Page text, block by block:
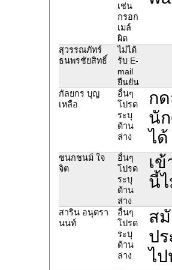
เช่น
กรอก
เมล์
ผิด
สุวรรณภัทร์
ธนพรชัยสิทธิ์
ไม่ได้
รับ E-
mail
ยืนยัน
กัลยกร บุญ
เหลือ
อื่นๆ
โปรด
ระบุ
ด้าน
ล่าง
ก
นั
ได้
ชนกชนม์ ใจ
จิต
อื่นๆ
โปรด
ระบุ
ด้าน
ล่าง
เ
นี้
สาริน อนุตรา
นนท์
อื่นๆ
โปรด
ระบุ
ด้าน
ล่าง
ส
ป
ไ